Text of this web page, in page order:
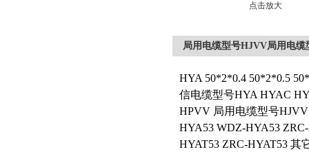
点击放大
局用电缆型号HJVV局用电缆
HYA 50*2*0.4 50*2*0.5
信电缆型号HYA HYAC
HPVV 局用电缆型号
HYA53 WDZ-HYA53
HYAT53 ZRC-HYAT53